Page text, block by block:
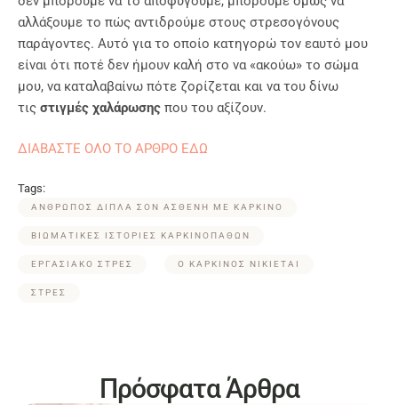
αλλάξουμε το πώς αντιδρούμε στους στρεσογόνους
παράγοντες. Αυτό για το οποίο κατηγορώ τον εαυτό μου
είναι ότι ποτέ δεν ήμουν καλή στο να «ακούω» το σώμα
μου, να καταλαβαίνω πότε ζορίζεται και να του δίνω
τις στιγμές χαλάρωσης που του αξίζουν.
ΔΙΑΒΑΣΤΕ ΟΛΟ ΤΟ ΑΡΘΡΟ ΕΔΩ
Tags:
ΑΝΘΡΩΠΟΣ ΔΙΠΛΑ ΣΟΝ ΑΣΘΕΝΗ ΜΕ ΚΑΡΚΙΝΟ
ΒΙΩΜΑΤΙΚΕΣ ΙΣΤΟΡΙΕΣ ΚΑΡΚΙΝΟΠΑΘΩΝ
ΕΡΓΑΣΙΑΚΟ ΣΤΡΕΣ Ο ΚΑΡΚΙΝΟΣ ΝΙΚΙΕΤΑΙ
ΣΤΡΕΣ
Πρόσφατα Άρθρα